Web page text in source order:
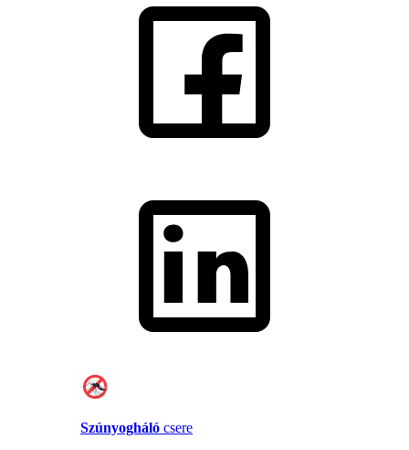
Szúnyogháló csere